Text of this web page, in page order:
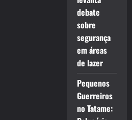
debate
sobre
segurança
em áreas
de lazer
Pequenos
Guerreiros
no Tatame: